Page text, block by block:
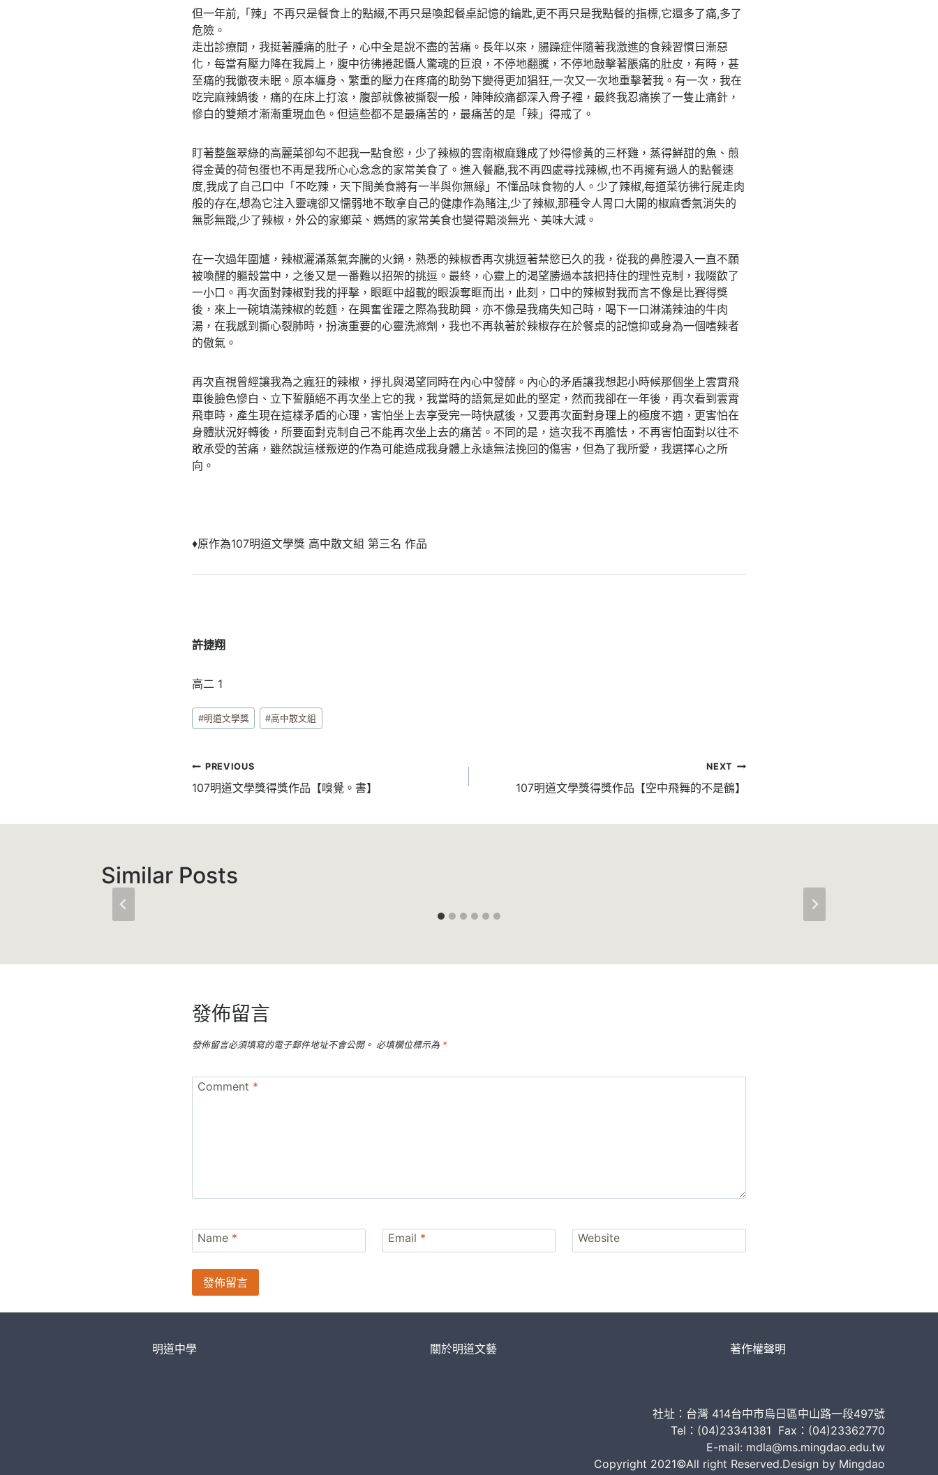
但一年前,「辣」不再只是餐食上的點綴,不再只是喚起餐桌記憶的鑰匙,更不再只是我點餐的指標,它還多了痛,多了
危險。
走出診療間，我挺著腫痛的肚子，心中全是說不盡的苦痛。長年以來，腸躁症伴隨著我激進的食辣習慣日漸惡
化，每當有壓力降在我肩上，腹中彷彿捲起懾人驚魂的巨浪，不停地翻騰，不停地敲擊著脹痛的肚皮，有時，甚
至痛的我徹夜未眠。原本纏身、繁重的壓力在疼痛的助勢下變得更加猖狂,一次又一次地重擊著我。有一次，我在
吃完麻辣鍋後，痛的在床上打滾，腹部就像被撕裂一般，陣陣絞痛都深入骨子裡，最終我忍痛挨了一隻止痛針，
慘白的雙頰才漸漸重現血色。但這些都不是最痛苦的，最痛苦的是「辣」得戒了。
盯著整盤翠綠的高麗菜卻勾不起我一點食慾，少了辣椒的雲南椒麻雞成了炒得慘黃的三杯雞，蒸得鮮甜的魚、煎
得金黃的荷包蛋也不再是我所心心念念的家常美食了。進入餐廳,我不再四處尋找辣椒,也不再擁有過人的點餐速
度,我成了自己口中「不吃辣，天下間美食將有一半與你無緣」不懂品味食物的人。少了辣椒,每道菜彷彿行屍走肉
般的存在,想為它注入靈魂卻又懦弱地不敢拿自己的健康作為賭注,少了辣椒,那種令人胃口大開的椒麻香氣消失的
無影無蹤,少了辣椒，外公的家鄉菜、媽媽的家常美食也變得黯淡無光、美味大減。
在一次過年圍爐，辣椒灑滿蒸氣奔騰的火鍋，熟悉的辣椒香再次挑逗著禁慾已久的我，從我的鼻腔漫入一直不願
被喚醒的軀殼當中，之後又是一番難以招架的挑逗。最終，心靈上的渴望勝過本該把持住的理性克制，我啜飲了
一小口。再次面對辣椒對我的抨擊，眼眶中超載的眼淚奪眶而出，此刻，口中的辣椒對我而言不像是比賽得獎
後，來上一碗填滿辣椒的乾麵，在興奮雀躍之際為我助興，亦不像是我痛失知己時，喝下一口淋滿辣油的牛肉
湯，在我感到撕心裂肺時，扮演重要的心靈洗滌劑，我也不再執著於辣椒存在於餐桌的記憶抑或身為一個嗜辣者
的傲氣。
再次直視曾經讓我為之瘋狂的辣椒，掙扎與渴望同時在內心中發酵。內心的矛盾讓我想起小時候那個坐上雲霄飛
車後臉色慘白、立下誓願絕不再次坐上它的我，我當時的語氣是如此的堅定，然而我卻在一年後，再次看到雲霄
飛車時，產生現在這樣矛盾的心理，害怕坐上去享受完一時快感後，又要再次面對身理上的極度不適，更害怕在
身體狀況好轉後，所要面對克制自己不能再次坐上去的痛苦。不同的是，這次我不再膽怯，不再害怕面對以往不
敢承受的苦痛，雖然說這樣叛逆的作為可能造成我身體上永遠無法挽回的傷害，但為了我所愛，我選擇心之所
向。
♦原作為107明道文學獎 高中散文組 第三名 作品
許捷翔
高二 1
Post
Tags:
#明道文學獎 #高中散文組
文
章
導
PREVIOUS
107明道文學獎得獎作品【嗅覺。書】
NEXT
107明道文學獎得獎作品【空中飛舞的不是鶴】
Similar Posts
發佈留言
發佈留言必須填寫的電子郵件地址不會公開。 必填欄位標示為 *
Comment *
Name * Email * Website
明道中學 關於明道文藝 著作權聲明
社址：台灣 414台中市烏日區中山路一段497號
Tel：(04)23341381 Fax：(04)23362770
E-mail: mdla@ms.mingdao.edu.tw
Copyright 2021©All right Reserved.Design by Mingdao